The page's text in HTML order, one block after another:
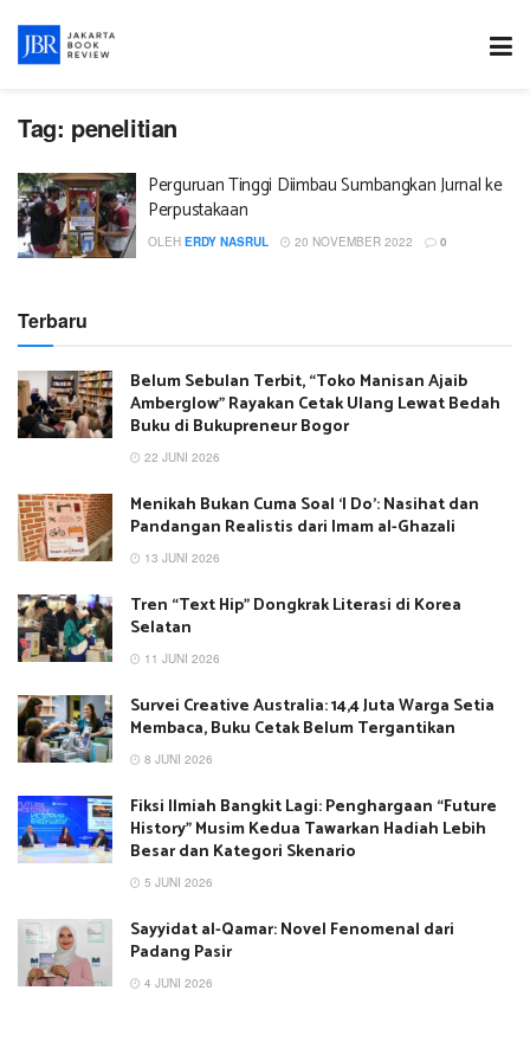
Tag: penelitian
Perguruan Tinggi Diimbau Sumbangkan Jurnal ke
Perpustakaan
OLEH ERDY NASRUL 20 NOVEMBER 2022 0
Terbaru
Belum Sebulan Terbit, “Toko Manisan Ajaib
Amberglow” Rayakan Cetak Ulang Lewat Bedah
Buku di Bukupreneur Bogor
22 JUNI 2026
Menikah Bukan Cuma Soal ‘I Do’: Nasihat dan
Pandangan Realistis dari Imam al-Ghazali
13 JUNI 2026
Tren “Text Hip” Dongkrak Literasi di Korea
Selatan
11 JUNI 2026
Survei Creative Australia: 14,4 Juta Warga Setia
Membaca, Buku Cetak Belum Tergantikan
8 JUNI 2026
Fiksi Ilmiah Bangkit Lagi: Penghargaan “Future
History” Musim Kedua Tawarkan Hadiah Lebih
Besar dan Kategori Skenario
5 JUNI 2026
Sayyidat al-Qamar: Novel Fenomenal dari
Padang Pasir
4 JUNI 2026